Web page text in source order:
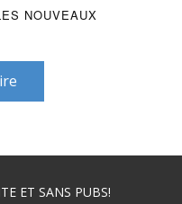
NOUVEAUX
ET SANS PUBS!